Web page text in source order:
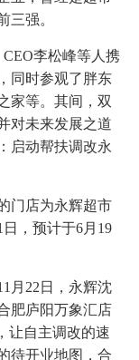
三强。
李松峰等人携
同时参观了胖东
家等。其间，双
对未来发展之道
启动帮扶调改永
门店为永辉超市
，预计于6月19
月22日，永辉沈
肥庐阳万象汇店
让自主调改的速
待开业地图，合